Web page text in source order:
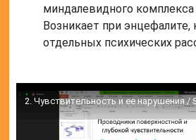
миндалевидного комплекса
Возникает при энцефалите,
отдельных психических